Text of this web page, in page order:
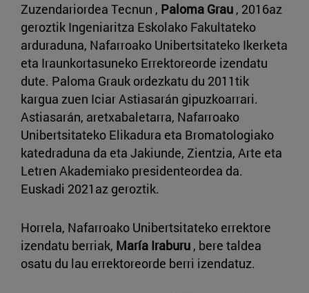
Zuzendariordea Tecnun , Paloma Grau , 2016az
geroztik Ingeniaritza Eskolako Fakultateko
arduraduna, Nafarroako Unibertsitateko Ikerketa
eta Iraunkortasuneko Errektoreorde izendatu
dute. Paloma Grauk ordezkatu du 2011tik
kargua zuen Iciar Astiasarán gipuzkoarrari.
Astiasarán, aretxabaletarra, Nafarroako
Unibertsitateko Elikadura eta Bromatologiako
katedraduna da eta Jakiunde, Zientzia, Arte eta
Letren Akademiako presidenteordea da.
Euskadi 2021az geroztik.
Horrela, Nafarroako Unibertsitateko errektore
izendatu berriak, María Iraburu , bere taldea
osatu du lau errektoreorde berri izendatuz.